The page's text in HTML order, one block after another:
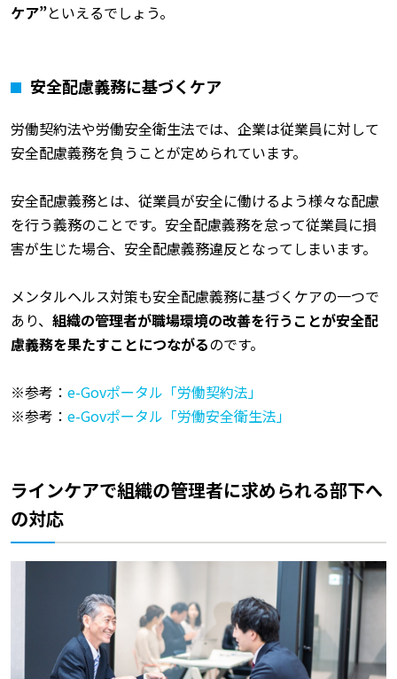
ケア”といえるでしょう。
安全配慮義務に基づくケア
労働契約法や労働安全衛生法では、企業は従業員に対して
安全配慮義務を負うことが定められています。
安全配慮義務とは、従業員が安全に働けるよう様々な配慮
を行う義務のことです。安全配慮義務を怠って従業員に損
害が生じた場合、安全配慮義務違反となってしまいます。
メンタルヘルス対策も安全配慮義務に基づくケアの一つで
あり、 組織の管理者が職場環境の改善を行うことが安全配
慮義務を果たすことにつながるのです。
※参考： e-Govポータル「労働契約法」
※参考： e-Govポータル「労働安全衛生法」
ラインケアで組織の管理者に求められる部下へ
の対応